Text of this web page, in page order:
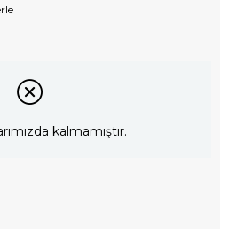
kalmamıştır.